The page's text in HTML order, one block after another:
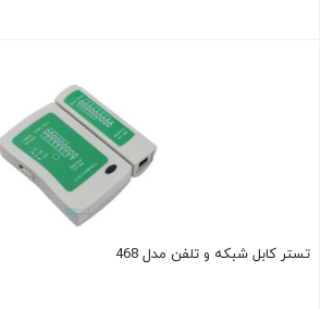
تستر کابل شبکه و تلفن مدل 468